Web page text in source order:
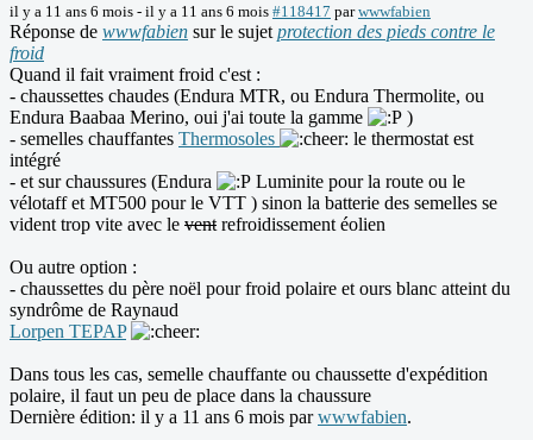
il y a 11 ans 6 mois - il y a 11 ans 6 mois #118417 parwwwfabien
Réponse de wwwfabien sur le sujet protection des pieds contre le
froid
Quand il fait vraiment froid c'est :
- chaussettes chaudes (Endura MTR, ou Endura Thermolite, ou
Endura Baabaa Merino, oui j'ai toute la gamme
)
- semelles chauffantes Thermosoles
le thermostat est
intégré
- et sur chaussures (Endura
Luminite pour la route ou le
vélotaff et MT500 pour le VTT ) sinon la batterie des semelles se
vident trop vite avec le vent refroidissement éolien
Ou autre option :
- chaussettes du père noël pour froid polaire et ours blanc atteint du
syndrôme de Raynaud
Lorpen TEPAP
Dans tous les cas, semelle chauffante ou chaussette d'expédition
polaire, il faut un peu de place dans la chaussure
Dernière édition: il y a 11 ans 6 mois parwwwfabien.